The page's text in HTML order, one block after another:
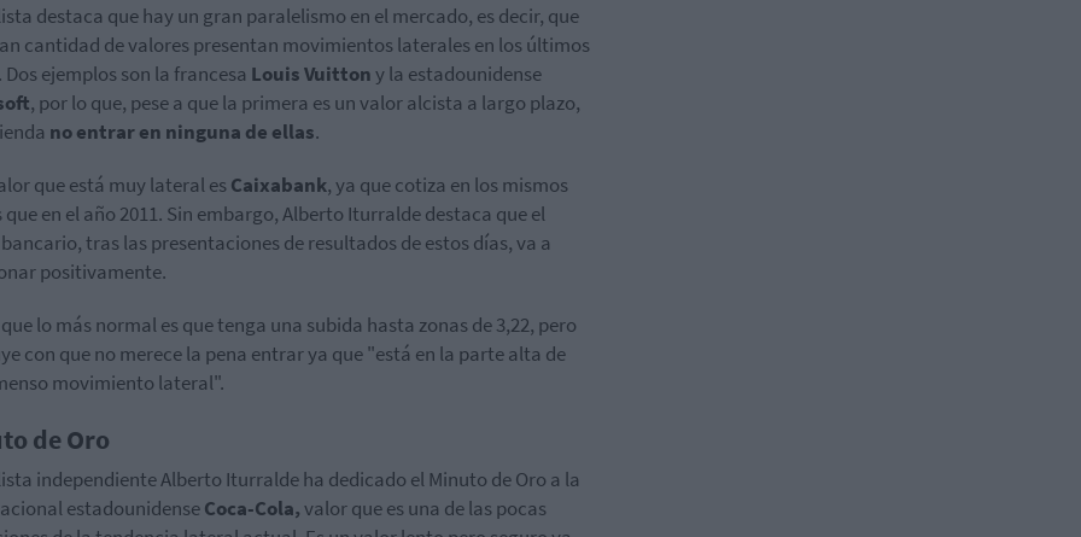
destaca que hay un gran paralelismo en el mercado, es decir, que
cantidad de valores presentan movimientos laterales en los últimos
Dos ejemplos son la francesa Louis Vuittony la estadounidense
, por lo que, pese a que la primera es un valor alcista a largo plazo,
no entrar en ninguna de ellas.
que está muy lateral esCaixabank, ya que cotiza en los mismos
que en el año 2011. Sin embargo, Alberto Iturralde destaca que el
tras las presentaciones de resultados de estos días, va a
positivamente.
lo más normal es que tenga una subida hasta zonas de 3,22, pero
con que no merece la pena entrar ya que "está en la parte alta de
movimiento lateral".
de Oro
independiente Alberto Iturralde ha dedicado el Minuto de Oro a la
estadounidenseCoca-Cola,valor que es una de las pocas